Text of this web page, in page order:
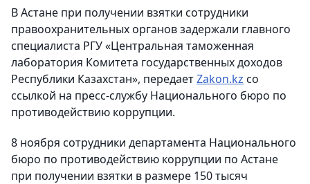
В Астане при получении взятки сотрудники
правоохранительных органов задержали главного
специалиста РГУ «Центральная таможенная
лаборатория Комитета государственных доходов
Республики Казахстан», передаетZakon.kz со
ссылкой на пресс-службу Национального бюро по
противодействию коррупции.
8 ноября сотрудники департамента Национального
бюро по противодействию коррупции по Астане
при получении взятки в размере 150 тысяч